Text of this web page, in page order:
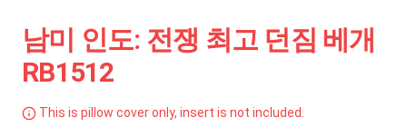
남미 인도: 전쟁 최고 던짐 베개
RB1512
This is pillow cover only, insert is not included.